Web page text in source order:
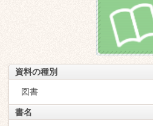
資料の種別
図書
書名